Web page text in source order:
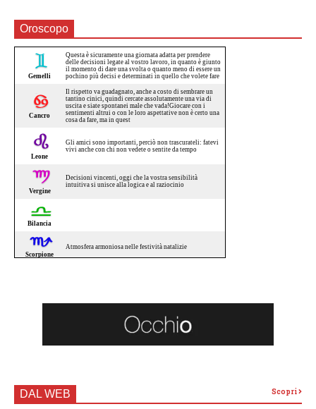
Oroscopo
DAL WEB Scopri